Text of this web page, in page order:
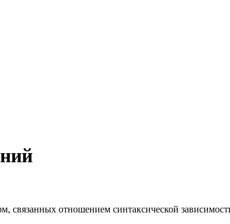
связанных отношением синтаксической